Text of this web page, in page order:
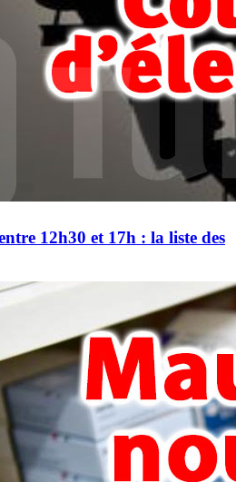
12h30 et 17h : la liste des